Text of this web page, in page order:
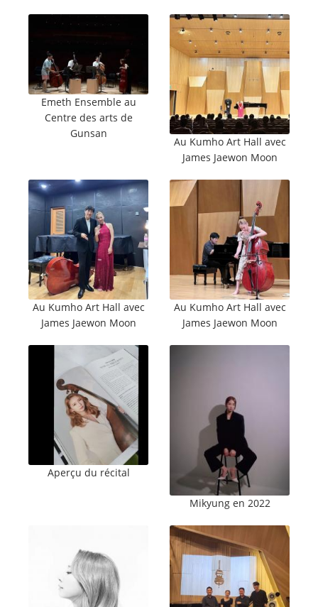
Emeth Ensemble au
Centre des arts de
Gunsan
Au Kumho Art Hall avec
James Jaewon Moon
Au Kumho Art Hall avec
James Jaewon Moon
Au Kumho Art Hall avec
James Jaewon Moon
Aperçu du récital
Mikyung en 2022